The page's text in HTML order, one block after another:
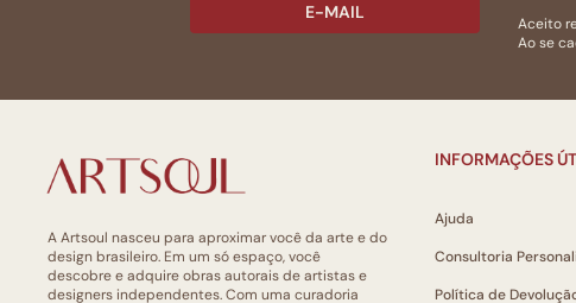
E-MAIL
Aceito
Ao se
A Artsoul nasceu para aproximar você da arte e do
design brasileiro. Em um só espaço, você
descobre e adquire obras autorais de artistas e
designers independentes. Com uma curadoria
INFORMAÇÕES
Ajuda
Consultoria
Política de